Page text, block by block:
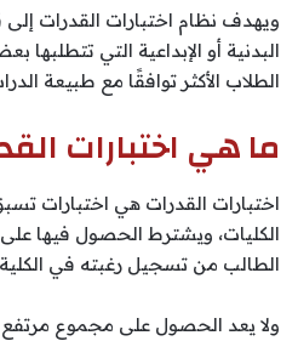
ويهدف نظام اختبارات القدرات إلى
البدنية أو الإبداعية التي
الطلاب الأكثر توافقًا مع طبيعة
ما هي اختبارات
اختبارات القدرات هي اختبارات
الكليات، ويشترط الحصول فيها
الطالب من تسجيل رغبته في
ولا يعد الحصول على مجموع مرتفع